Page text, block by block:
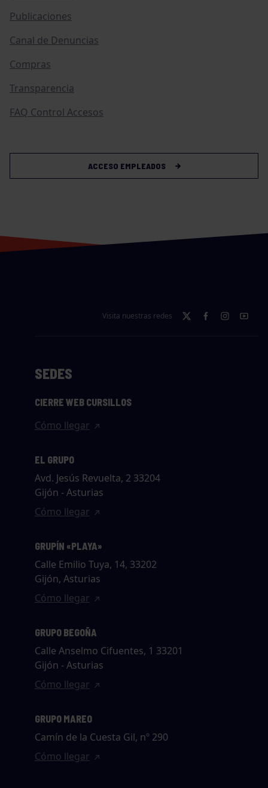
Publicaciones
Canal de Denuncias
Compras
Transparencia
FAQ Control Accesos
ACCESO EMPLEADOS
Visita nuestras redes
SEDES
CIERRE WEB CURSILLOS
Cómo llegar
EL GRUPO
Avd. Jesús Revuelta, 2 33204
Gijón - Asturias
Cómo llegar
GRUPÍN «PLAYA»
Calle Emilio Tuya, 14, 33202
Gijón, Asturias
Cómo llegar
GRUPO BEGOÑA
Calle Anselmo Cifuentes, 1 33201
Gijón - Asturias
Cómo llegar
GRUPO MAREO
Camín de la Cuesta Gil, nº 290
Cómo llegar